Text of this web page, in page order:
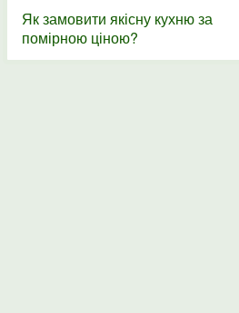
Як замовити якісну кухню за
помірною ціною?